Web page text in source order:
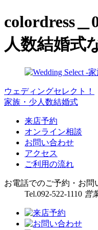
colordress
人数結婚式
ウェディングセレクト！
家族・少人数結婚式
来店予約
オンライン相談
お問い合わせ
アクセス
ご利用の流れ
お電話でのご予約・お問
Tel.092-522-1110 営